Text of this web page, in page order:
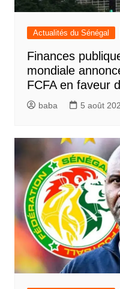
Actualités du Sénégal
Finances
mondiale
FCFA en faveur
baba 5 août